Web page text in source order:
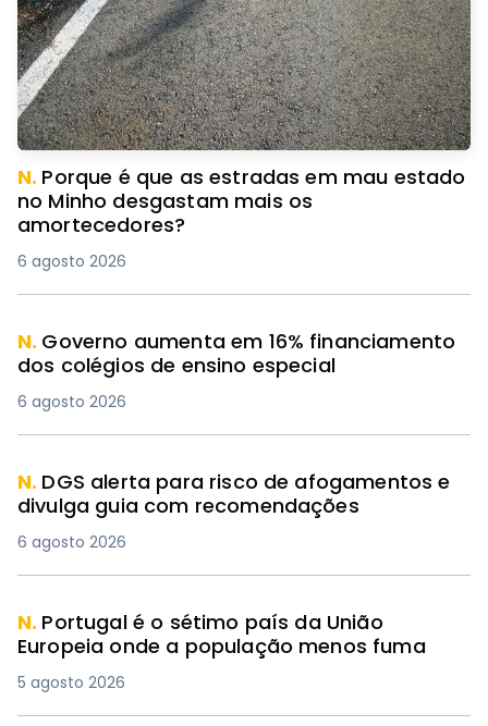
N. Porque é que as estradas em mau estado
no Minho desgastam mais os
amortecedores?
6 agosto 2026
N. Governo aumenta em 16% financiamento
dos colégios de ensino especial
6 agosto 2026
N. DGS alerta para risco de afogamentos e
divulga guia com recomendações
6 agosto 2026
N. Portugal é o sétimo país da União
Europeia onde a população menos fuma
5 agosto 2026